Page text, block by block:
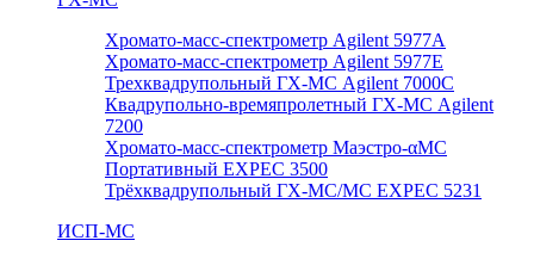
Хромато-масс-спектрометр Agilent 5977А
Хромато-масс-спектрометр Agilent 5977E
Трехквадрупольный ГХ-МС Agilent 7000C
Квадрупольно-времяпролетный ГХ-МС Agilent
7200
Хромато-масс-спектрометр Маэстро-αМС
Портативный EXPEC 3500
Трёхквадрупольный ГХ-МС/МС EXPEC 5231
ИСП-МС